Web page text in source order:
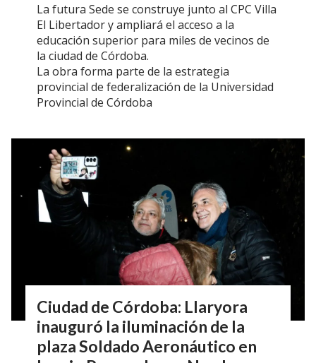
La futura Sede se construye junto al CPC Villa
El Libertador y ampliará el acceso a la
educación superior para miles de vecinos de
la ciudad de Córdoba.
La obra forma parte de la estrategia
provincial de federalización de la Universidad
Provincial de Córdoba
Ciudad de Córdoba: Llaryora
inauguró la iluminación de la
plaza Soldado Aeronáutico en